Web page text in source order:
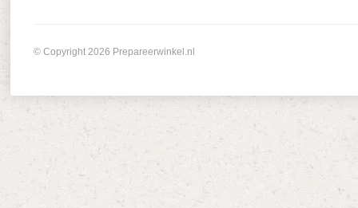
© Copyright 2026 Prepareerwinkel.nl